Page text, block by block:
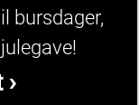
bursdager,